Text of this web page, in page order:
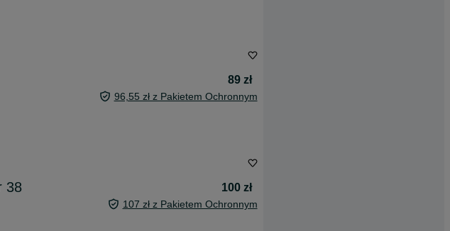
89 zł
96,55 zł z Pakietem Ochronnym
38
100 zł
107 zł z Pakietem Ochronnym